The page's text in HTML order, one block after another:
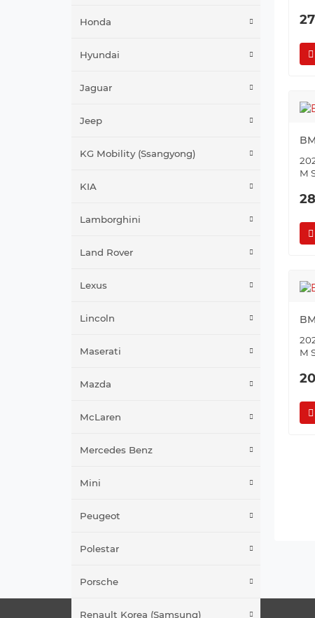
Honda
Hyundai
Jaguar
Jeep
KG Mobility (Ssangyong)
KIA
Lamborghini
Land Rover
Lexus
Lincoln
Maserati
Mazda
McLaren
Mercedes Benz
Mini
Peugeot
Polestar
Porsche
Renault Korea (Samsung)
M
M